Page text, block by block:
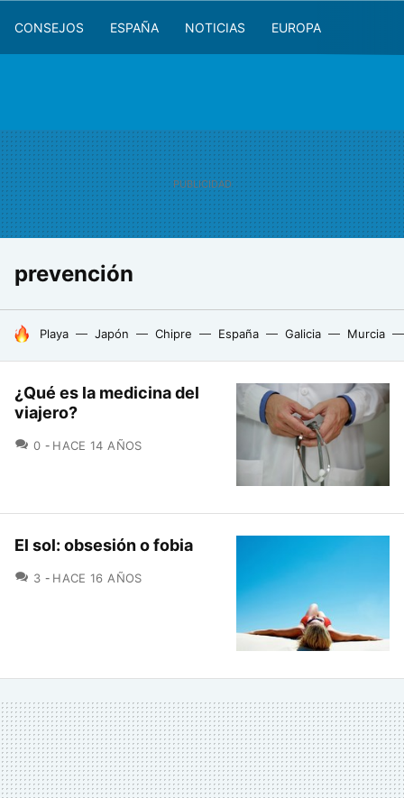
CONSEJOS ESPAÑA NOTICIAS EUROPA
prevención
HOY SE HABLA DE
Playa Japón Chipre España Galicia Murcia
¿Qué es la medicina del
viajero?
0 COMENTARIOS
HACE 14 AÑOS
El sol: obsesión o fobia
3 COMENTARIOS
HACE 16 AÑOS